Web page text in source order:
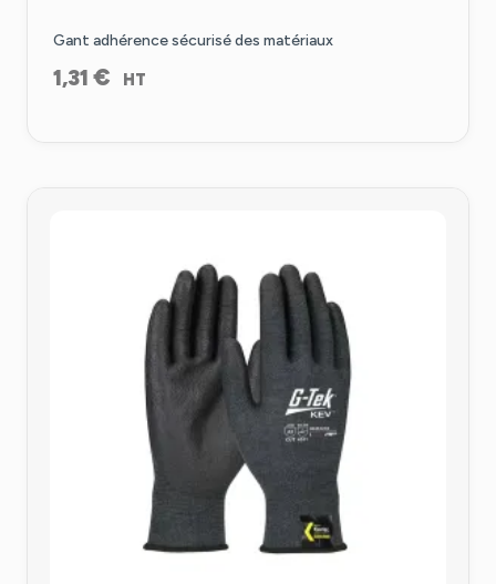
Gant adhérence sécurisé des matériaux
1,31 € HT